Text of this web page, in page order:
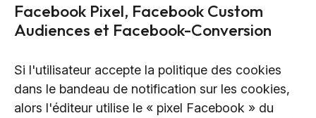
Facebook Pixel, Facebook Custom
Audiences et Facebook-Conversion
Si l'utilisateur accepte la politique des cookies
dans le bandeau de notification sur les cookies,
alors l'éditeur utilise le « pixel Facebook » du